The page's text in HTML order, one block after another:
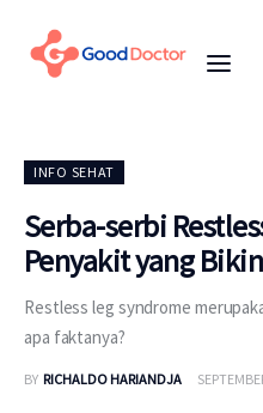
Untuk Bisnis
Untuk Anda
Mengapa Good
INFO SEHAT
Serba-serbi
Penyakit yang
Restless leg syndrome
apa faktanya?
BY RICHALDO HARIANDJA